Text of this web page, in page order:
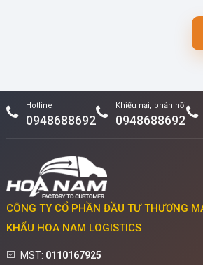
Hotline
0948688692
Khiếu nại, phản hồi
0948688692
CÔNG TY CỔ PHẦN ĐẦU TƯ THƯƠNG
KHẨU HOA NAM LOGISTICS
MST: 0110167925